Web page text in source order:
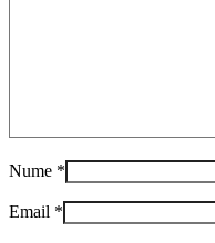
Nume *
Email *